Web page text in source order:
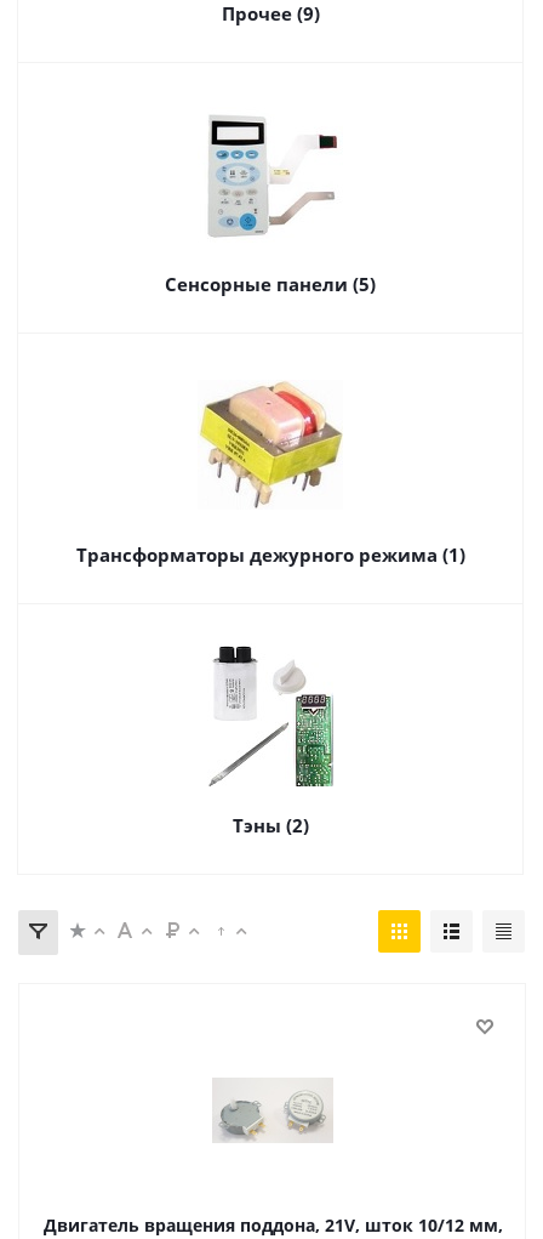
Прочее (9)
Сенсорные панели (5)
Трансформаторы дежурного режима (1)
Тэны (2)
Двигатель вращения поддона, 21V, шток 10/12 мм,